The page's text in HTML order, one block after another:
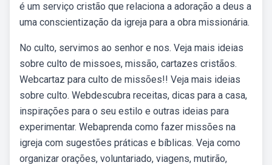
é um serviço cristão que relaciona a adoração a deus a
uma conscientização da igreja para a obra missionária.
No culto, servimos ao senhor e nos. Veja mais ideias
sobre culto de missoes, missão, cartazes cristãos.
Webcartaz para culto de missões!! Veja mais ideias
sobre culto. Webdescubra receitas, dicas para a casa,
inspirações para o seu estilo e outras ideias para
experimentar. Webaprenda como fazer missões na
igreja com sugestões práticas e bíblicas. Veja como
organizar orações, voluntariado, viagens, mutirão,